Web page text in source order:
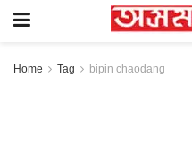
Home Tag bipin chaodang